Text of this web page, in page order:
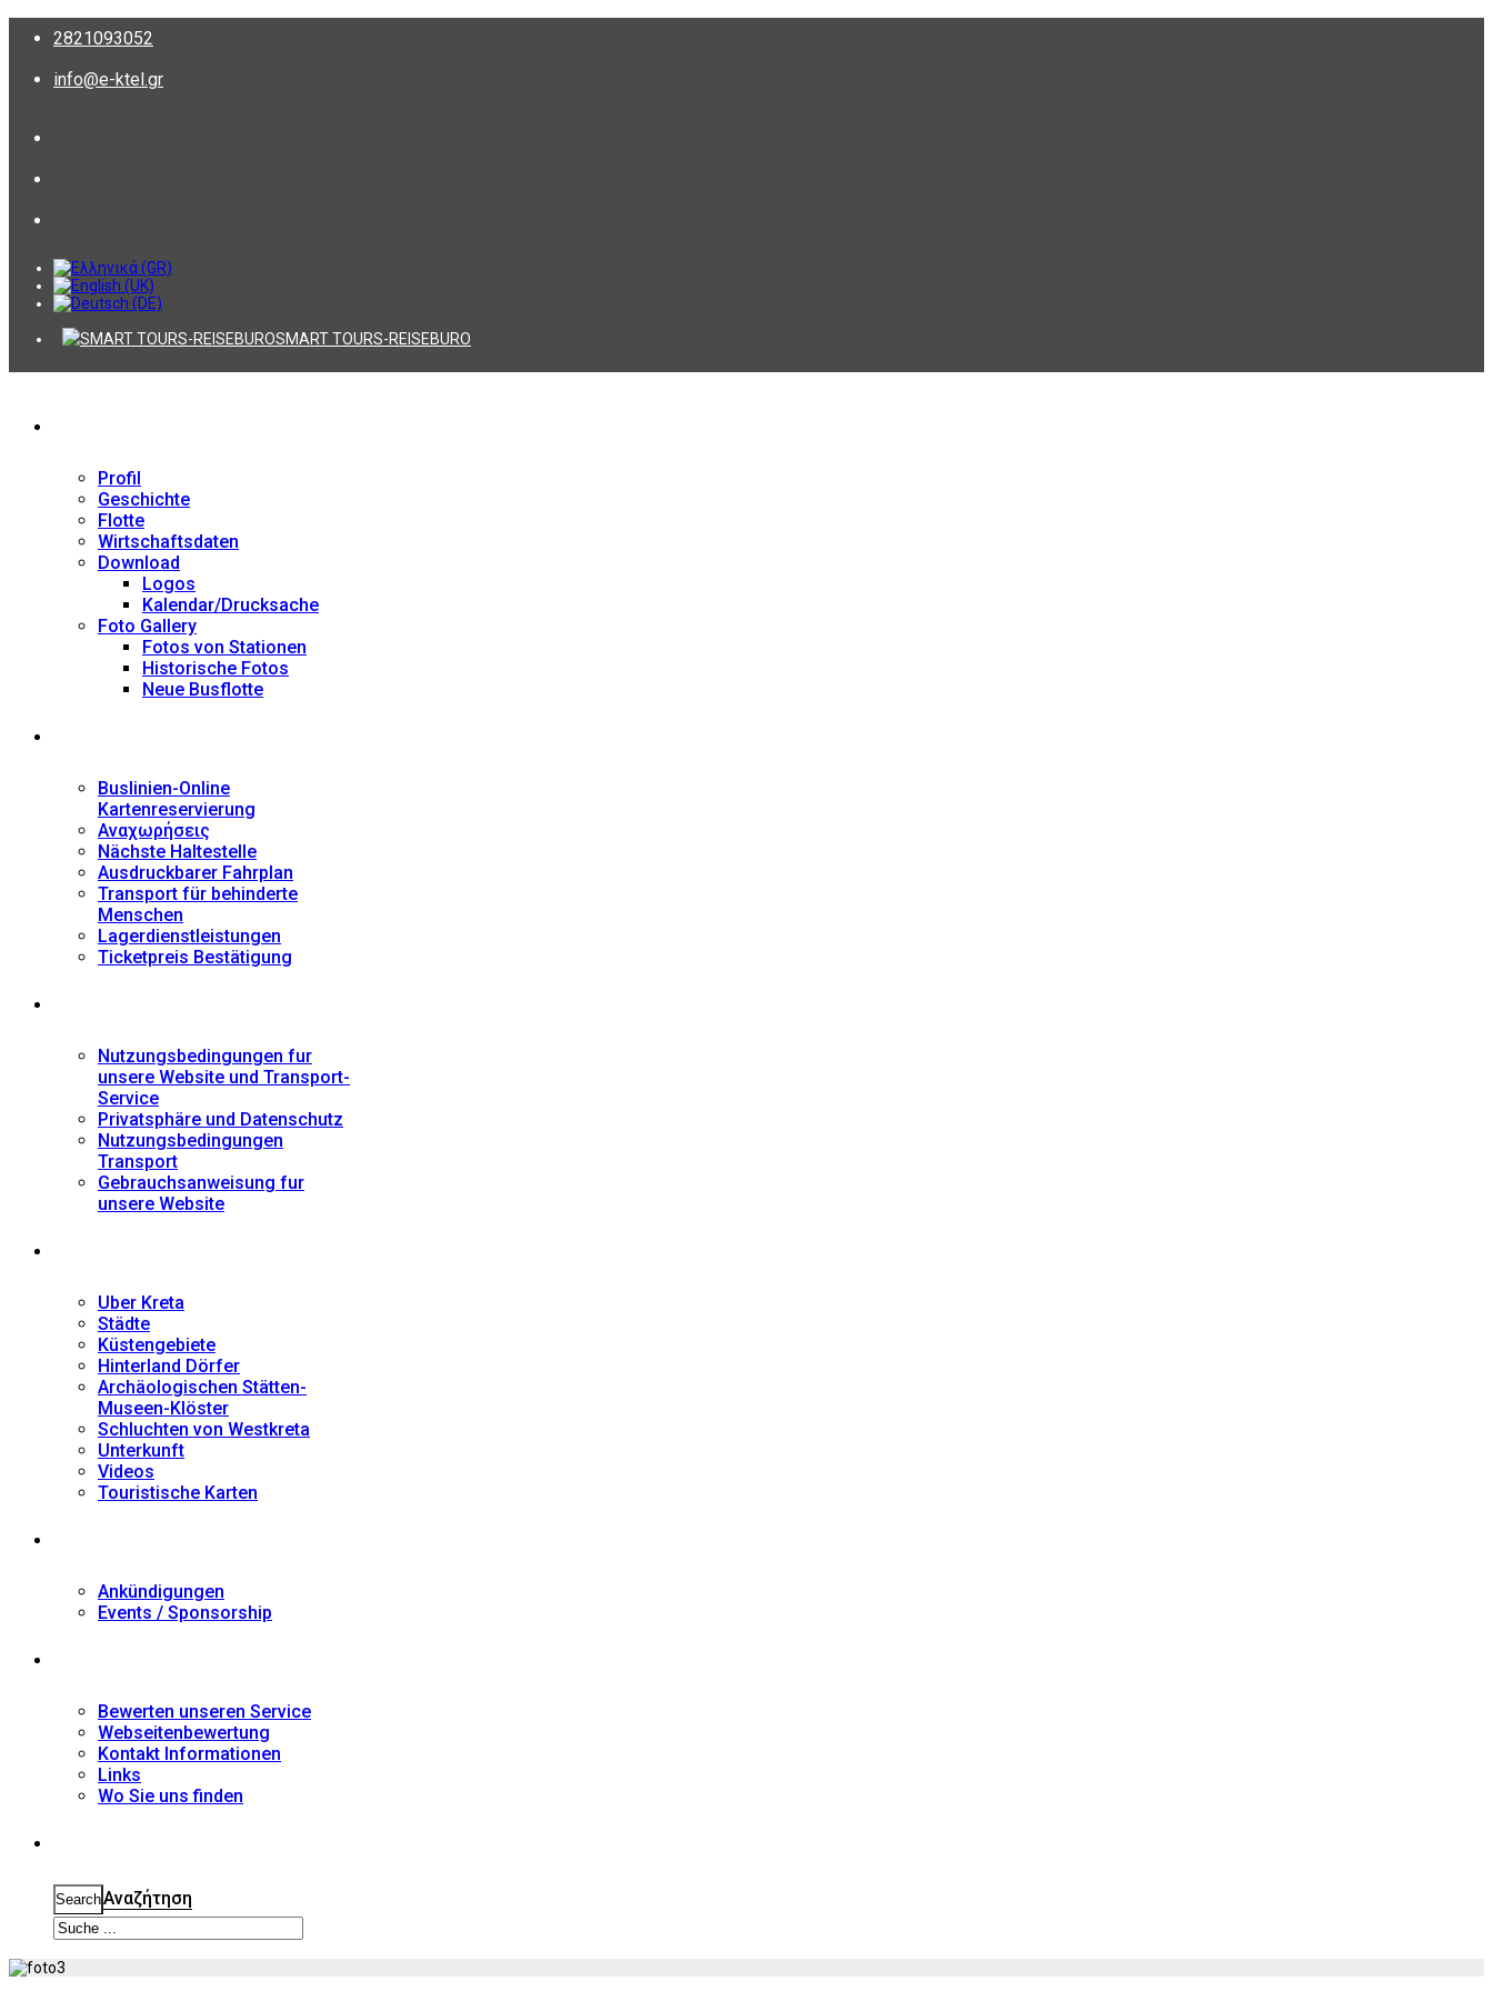
2821093052
info@e-ktel.gr
SMART TOURS-REISEBURO
Profil
Geschichte
Flotte
Wirtschaftsdaten
Download
Logos
Kalendar/Drucksache
Foto Gallery
Fotos von Stationen
Historische Fotos
Neue Busflotte
Buslinien-Online
Kartenreservierung
Αναχωρήσεις
Nächste Haltestelle
Αusdruckbarer Fahrplan
Transport für behinderte
Menschen
Lagerdienstleistungen
Ticketpreis Bestätigung
Nutzungsbedingungen fur
unsere Website und Transport-
Service
Privatsphäre und Datenschutz
Nutzungsbedingungen
Transport
Gebrauchsanweisung fur
unsere Website
Uber Kreta
Städte
Küstengebiete
Hinterland Dörfer
Archäologischen Stätten-
Museen-Klöster
Schluchten von Westkreta
Unterkunft
Videos
Touristische Karten
Ankündigungen
Events / Sponsorship
Bewerten unseren Service
Webseitenbewertung
Kontakt Informationen
Links
Wo Sie uns finden
SearchΑναζήτηση